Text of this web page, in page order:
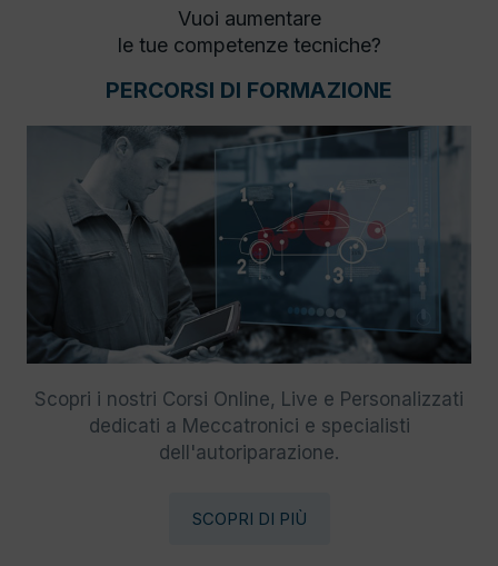
Vuoi aumentare
le tue competenze tecniche?
PERCORSI DI FORMAZIONE
Scopri i nostri Corsi Online, Live e Personalizzati
dedicati a Meccatronici e specialisti
dell'autoriparazione.
SCOPRI DI PIÙ